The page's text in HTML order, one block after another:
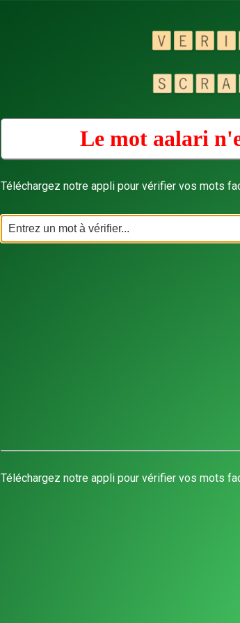
Le mot aalari
Téléchargez notre appli pour vérifier vos mots
Téléchargez notre appli pour vérifier vos mots